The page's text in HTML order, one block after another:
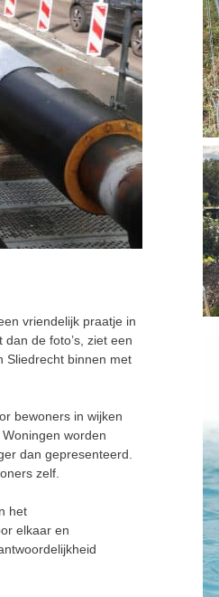
vriendelijk praatje in
de foto’s, ziet een
Sliedrecht binnen met
bewoners in wijken
worden
dan gepresenteerd.
zelf.
het
elkaar en